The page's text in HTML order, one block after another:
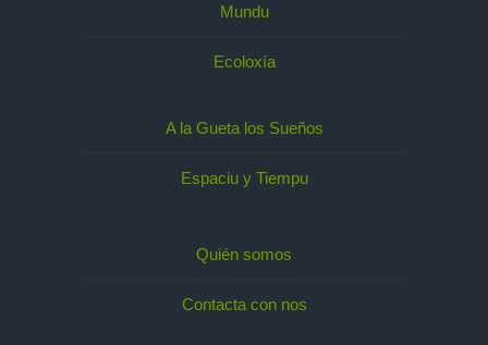
Mundu
Ecoloxía
A la Gueta los Sueños
Espaciu y Tiempu
Quién somos
Contacta con nos